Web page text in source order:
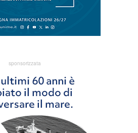
sponsorizzata